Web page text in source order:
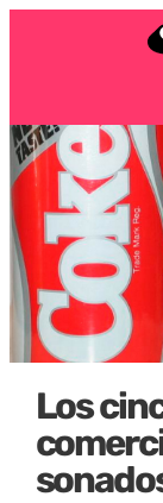
Los